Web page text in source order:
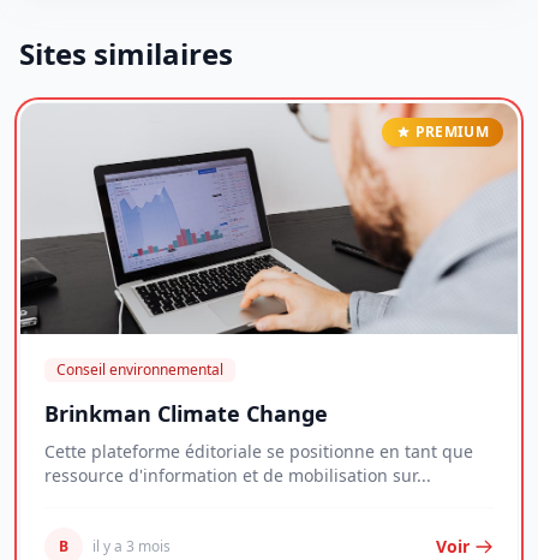
Sites similaires
PREMIUM
Conseil environnemental
Brinkman Climate Change
Cette plateforme éditoriale se positionne en tant que
ressource d'information et de mobilisation sur...
B il y a 3 mois Voir